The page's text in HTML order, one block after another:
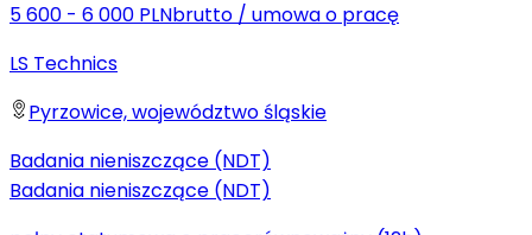
5 600 - 6 000 PLNbrutto / umowa o pracę
LS Technics
Pyrzowice, województwo śląskie
Badania nieniszczące (NDT)
Badania nieniszczące (NDT)